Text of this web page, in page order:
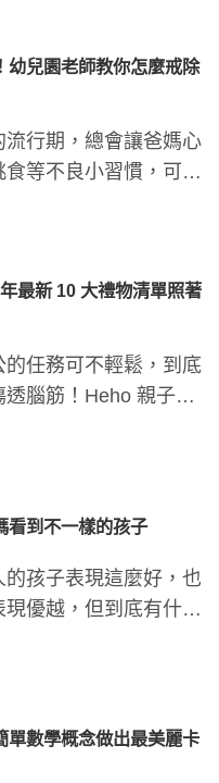
幼兒園老師教你怎麼戒除
行期，總會讓爸媽心
等不良小習慣，可能
最新 10 大禮物清單照著
任務可不輕鬆，到底
腦筋！Heho 親子特
看到不一樣的孩子
孩子表現這麼好，也
優越，但到底有什麼
單數學概念做出最美麗卡